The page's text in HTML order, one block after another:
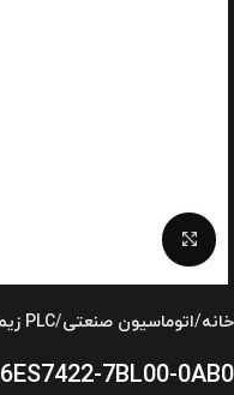
برای بزرگنمایی کلیک کنید
خانه اتوماسیون صنعتی PLC زیمنس
6ES7422-7BL00-0AB0